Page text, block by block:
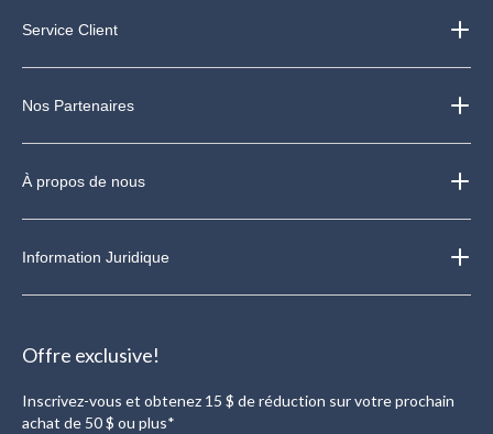
Service Client
Nos Partenaires
À propos de nous
Information Juridique
Offre exclusive!
Inscrivez-vous et obtenez 15 $ de réduction sur votre prochain
achat de 50 $ ou plus*